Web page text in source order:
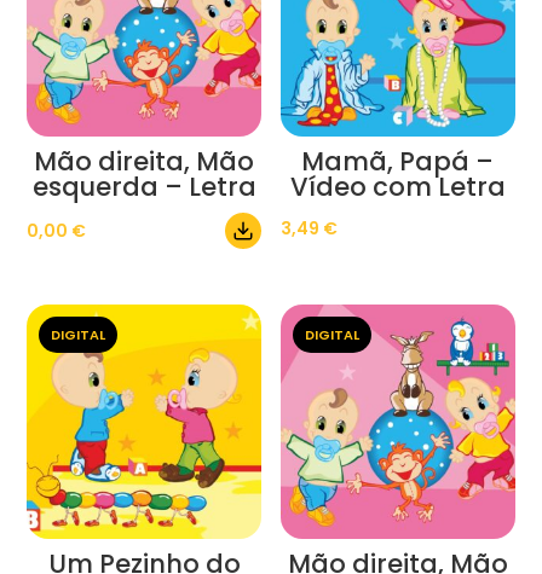
Mão direita, Mão
esquerda – Letra
0,00 €
Mamã, Papá –
Vídeo com Letra
3,49 €
DIGITAL
Um Pezinho do
DIGITAL
Mão direita, Mão